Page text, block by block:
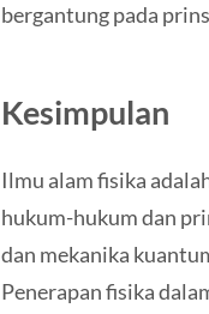
bergantung pada
Kesimpulan
Ilmu alam fisika
hukum-hukum dan
dan mekanika
Penerapan fisika